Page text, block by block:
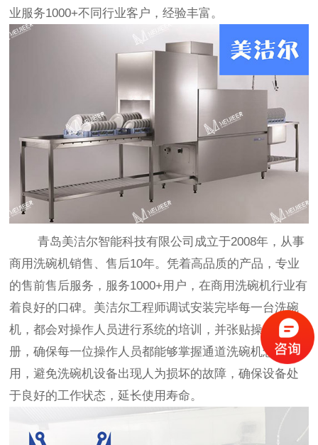
业服务1000+不同行业客户，经验丰富。
青岛美洁尔智能科技有限公司成立于2008年，从事
商用洗碗机销售、售后10年。凭着高品质的产品，专业
的售前售后服务，服务1000+用户，在商用洗碗机行业有
着良好的口碑。美洁尔工程师调试安装完毕每一台洗碗
机，都会对操作人员进行系统的培训，并张贴操作手
册，确保每一位操作人员都能够掌握通道洗碗机怎么
用，避免洗碗机设备出现人为损坏的故障，确保设备处
于良好的工作状态，延长使用寿命。